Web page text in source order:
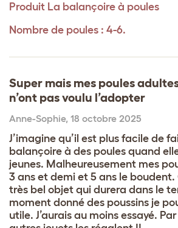
Produit La balançoire à poules
Nombre de poules : 4-6.
Super mais mes poules
n’ont pas voulu l’adopter
Anne-Sophie, 18 octobre 2025
J’imagine qu’il est plus facile de
balançoire à des poules quand
jeunes. Malheureusement mes
3 ans et demi et 5 ans le boudent.
très bel objet qui durera dans le
moment donné des poussins je
utile. J’aurais au moins essayé.